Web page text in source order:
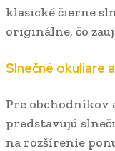
klasické čierne
originálne, čo
Slnečné okuliare
Pre obchodníkov
predstavujú
na rozšírenie